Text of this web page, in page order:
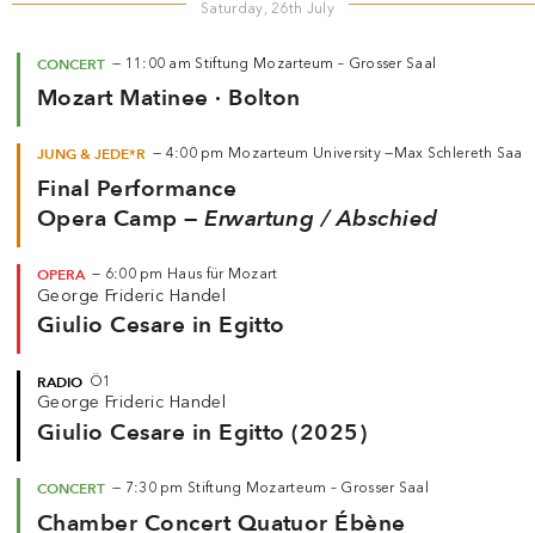
Saturday, 26th July
CONCERT — 11:00 am Stiftung Mozarteum – Grosser Saal
Mozart Matinee · Bolton
JUNG & JEDE*R — 4:00 pm Mozarteum University — Max Schlereth Saal
Final Performance
Opera Camp —Erwartung / Abschied
OPERA — 6:00 pm Haus für Mozart
George Frideric Handel
Giulio Cesare in Egitto
RADIO Ö1
George Frideric Handel
Giulio Cesare in Egitto (2025)
CONCERT — 7:30 pm Stiftung Mozarteum – Grosser Saal
Chamber Concert Quatuor Ébène